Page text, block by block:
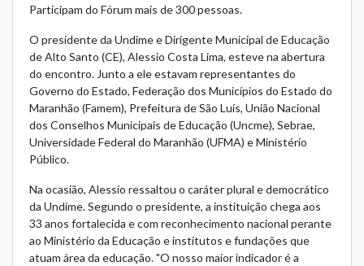
Participam do Fórum mais de 300 pessoas.
O presidente da Undime e Dirigente Municipal de Educação
de Alto Santo (CE), Alessio Costa Lima, esteve na abertura
do encontro. Junto a ele estavam representantes do
Governo do Estado, Federação dos Municípios do Estado do
Maranhão (Famem), Prefeitura de São Luís, União Nacional
dos Conselhos Municipais de Educação (Uncme), Sebrae,
Universidade Federal do Maranhão (UFMA) e Ministério
Público.
Na ocasião, Alessio ressaltou o caráter plural e democrático
da Undime. Segundo o presidente, a instituição chega aos
33 anos fortalecida e com reconhecimento nacional perante
ao Ministério da Educação e institutos e fundações que
atuam área da educação. "O nosso maior indicador é a